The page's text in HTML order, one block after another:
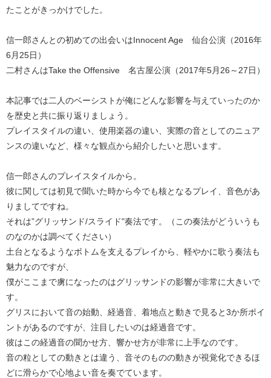
たことがきっかけでした。
信一郎さんとの初めての出会いはInnocent Age 仙台公演（2016年
6月25日）
二村さんはTake the Offensive 名古屋公演（2017年5月26～27日）
本記事では二人のベーシストが俺にどんな影響を与えていったのか
を歴史と共に振り返りましょう。
プレイスタイルの違い、使用楽器の違い、実際の音としてのニュア
ンスの違いなど、様々な観点から紹介したいと思います。
信一郎さんのプレイスタイルから。
彼に関しては初見で聞いた時から今でも核となるプレイ、音色があ
りましてですね。
それは”グリッサンド/スライド"奏法です。（この奏法がどういうも
のなのかは調べてください）
土台となるようなボトムを支えるプレイから、軽やかに歌う奏法も
魅力なのですが、
僕がここまで虜になったのはグリッサンドの影響が非常に大きいで
す。
グリスにおいて音の始動、経過音、着地点と動きで見ると3か所ポイ
ントがあるのですが、注目したいのは経過音です。
彼はこの経過音の聞かせ方、響かせ方が非常に上手なのです。
音の粒としての動きとは違う、音そのものの動きが視覚化できるほ
どに滑らかで心地よい音を奏でています。